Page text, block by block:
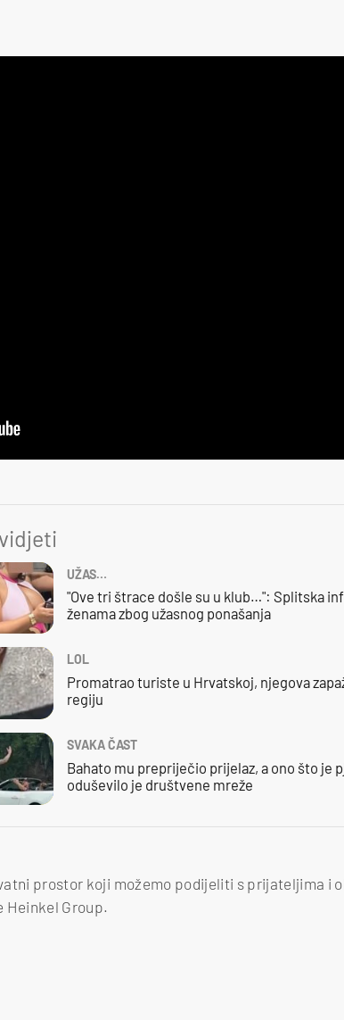
UŽAS…
"Ove tri štrace došle su u klub…": Splitska
ženama zbog užasnog ponašanja
LOL
Promatrao turiste u Hrvatskoj, njegova
regiju
SVAKA ČAST
Bahato mu prepriječio prijelaz, a ono što je
oduševilo je društvene mreže
prostor koji možemo podijeliti s prijateljima i
Heinkel Group.